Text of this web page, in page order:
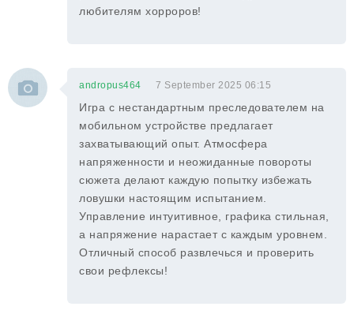
любителям хорроров!
andropus464 7 September 2025 06:15
Игра с нестандартным преследователем на
мобильном устройстве предлагает
захватывающий опыт. Атмосфера
напряженности и неожиданные повороты
сюжета делают каждую попытку избежать
ловушки настоящим испытанием.
Управление интуитивное, графика стильная,
а напряжение нарастает с каждым уровнем.
Отличный способ развлечься и проверить
свои рефлексы!